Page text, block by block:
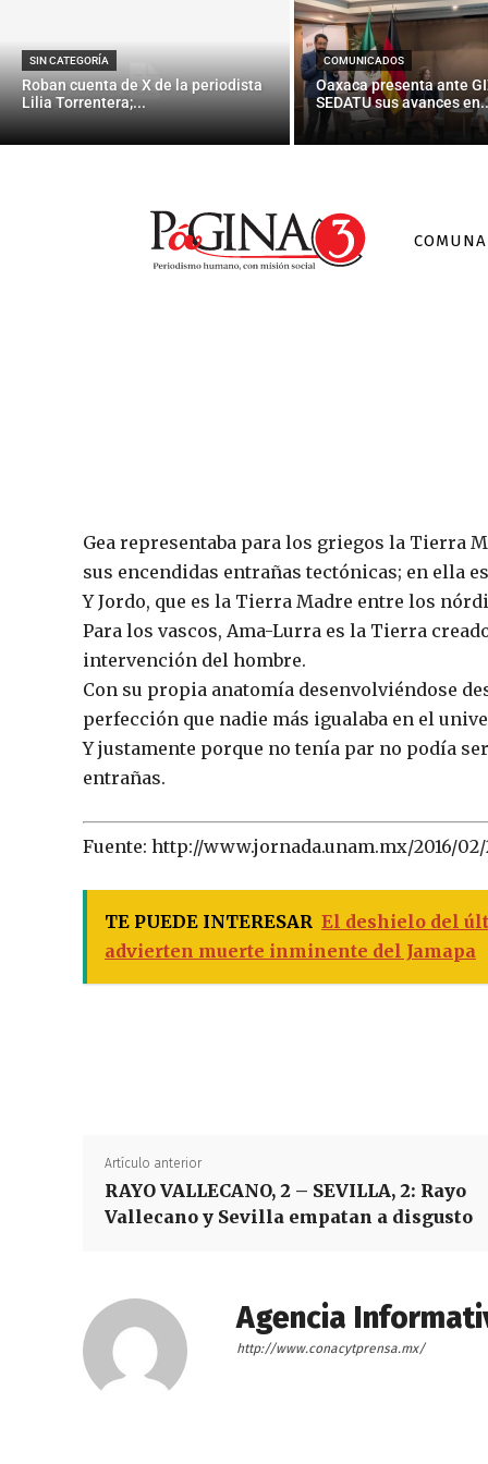
SIN CATEGORÍA
Roban cuenta de X de la periodista
Lilia Torrentera;...
COMUNICADOS
Oaxaca presenta ante
SEDATU sus avances
Gea representaba para los griegos la Tierra
sus encendidas entrañas tectónicas; en ella
Y Jordo, que es la Tierra Madre entre los
Para los vascos, Ama-Lurra es la Tierra
intervención del hombre.
Con su propia anatomía desenvolviéndose
perfección que nadie más igualaba en el
Y justamente porque no tenía par no podía
entrañas.
Fuente: http://www.jornada.unam.mx/2016/
TE PUEDE INTERESAR El deshielo del
advierten muerte inminente del Jamapa
Artículo anterior
RAYO VALLECANO, 2 – SEVILLA, 2: Rayo
Vallecano y Sevilla empatan a disgusto
Agencia
http://www.conacytprensa.mx/